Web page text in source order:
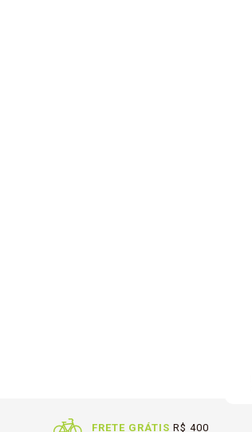
FRETE GRÁTIS R$ 400